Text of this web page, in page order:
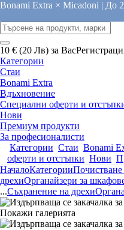
Bonami Extra × Micadoni | До
10 € (20 Лв) за Вас
Категории
Стаи
Bonami Extra
Вдъхновение
Специални оферти и
Нови
Премиум продукти
За професионалисти
Категории Стаи Bonami
оферти и отстъпки Нови
НачалоКатегорииПочистване
дрехиОрганайзери за
...Съхранение на дрехи
Покажи галерията